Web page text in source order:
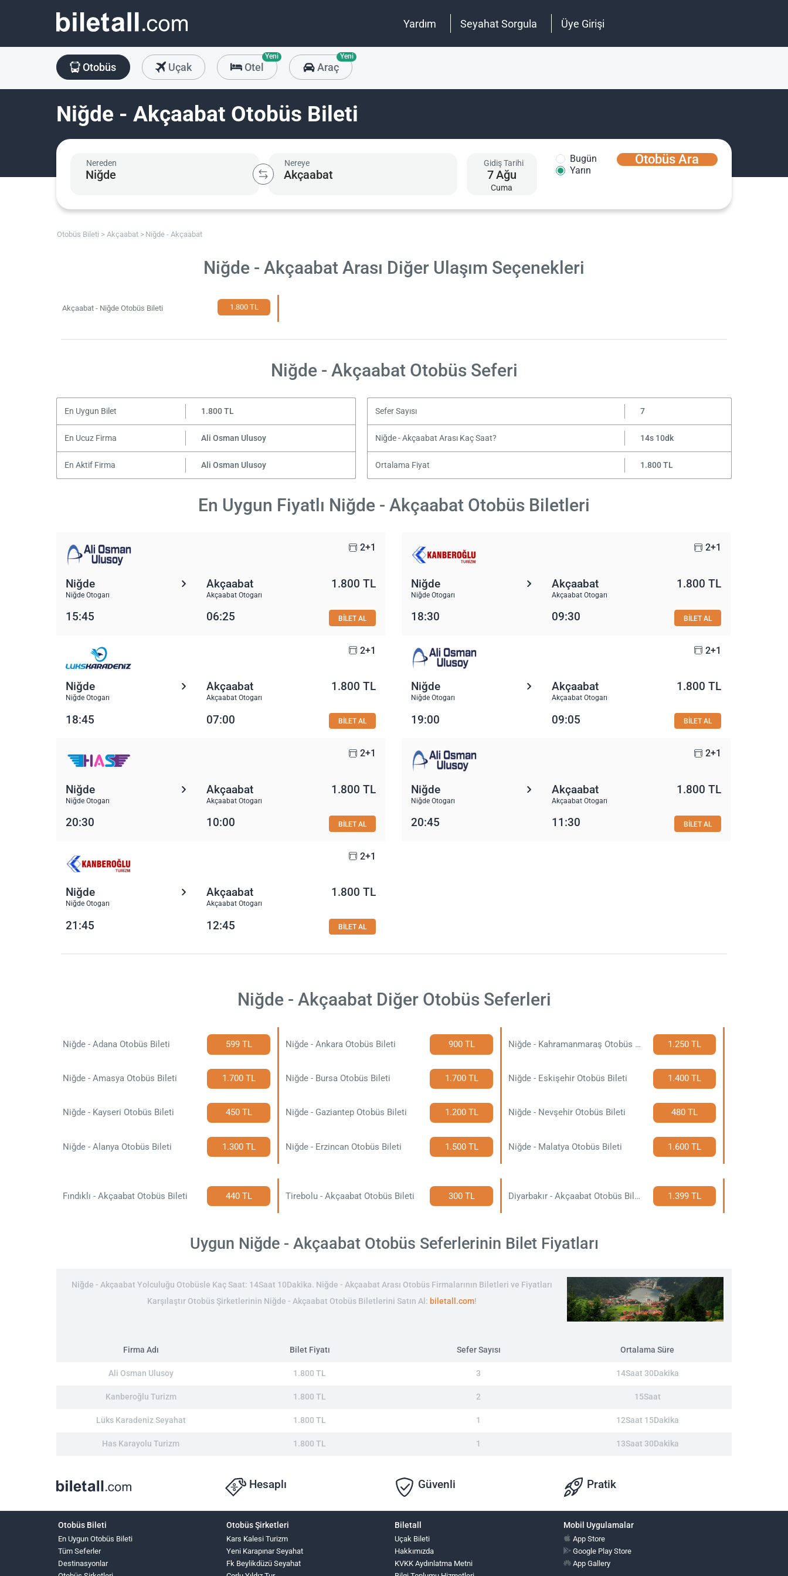
Yardım Seyahat Sorgula Üye Girişi
Otobüs Uçak Otel
Yeni
Araç
Yeni
Niğde - Akçaabat Otobüs Bileti
Nereden Nereye Gidiş Tarihi
7Ağu
Cuma
Bugün
Yarın
Otobüs Ara
Otobüs Bileti Akçaabat Niğde - Akçaabat
Niğde - Akçaabat Arası Diğer Ulaşım Seçenekleri
Akçaabat - Niğde Otobüs Bileti 1.800 TL
Niğde - Akçaabat Otobüs Seferi
En Uygun Bilet 1.800 TL Sefer Sayısı 7
En Ucuz Firma Ali Osman Ulusoy Niğde - Akçaabat Arası Kaç Saat? 14s 10dk
En Aktif Firma Ali Osman Ulusoy Ortalama Fiyat 1.800 TL
En Uygun Fiyatlı Niğde - Akçaabat Otobüs Biletleri
2+1
Niğde
Niğde Otogarı
Akçaabat
Akçaabat Otogarı
1.800 TL
15:45 06:25 BİLET AL
2+1
Niğde
Niğde Otogarı
Akçaabat
Akçaabat Otogarı
1.800 TL
18:30 09:30 BİLET AL
2+1
Niğde
Niğde Otogarı
Akçaabat
Akçaabat Otogarı
1.800 TL
18:45 07:00 BİLET AL
2+1
Niğde
Niğde Otogarı
Akçaabat
Akçaabat Otogarı
1.800 TL
19:00 09:05 BİLET AL
2+1
Niğde
Niğde Otogarı
Akçaabat
Akçaabat Otogarı
1.800 TL
20:30 10:00 BİLET AL
2+1
Niğde
Niğde Otogarı
Akçaabat
Akçaabat Otogarı
1.800 TL
20:45 11:30 BİLET AL
2+1
Niğde
Niğde Otogarı
Akçaabat
Akçaabat Otogarı
1.800 TL
21:45 12:45 BİLET AL
Niğde - Akçaabat Diğer Otobüs Seferleri
Niğde - Adana Otobüs Bileti 599 TL Niğde - Ankara Otobüs Bileti 900 TL Niğde - Kahramanmaraş Otobüs Bileti 1.250 TL
Niğde - Amasya Otobüs Bileti 1.700 TL Niğde - Bursa Otobüs Bileti 1.700 TL Niğde - Eskişehir Otobüs Bileti 1.400 TL
Niğde - Kayseri Otobüs Bileti 450 TL Niğde - Gaziantep Otobüs Bileti 1.200 TL Niğde - Nevşehir Otobüs Bileti 480 TL
Niğde - Alanya Otobüs Bileti 1.300 TL Niğde - Erzincan Otobüs Bileti 1.500 TL Niğde - Malatya Otobüs Bileti 1.600 TL
Fındıklı - Akçaabat Otobüs Bileti 440 TL Tirebolu - Akçaabat Otobüs Bileti 300 TL Diyarbakır - Akçaabat Otobüs Bileti 1.399 TL
Uygun Niğde - Akçaabat Otobüs Seferlerinin Bilet Fiyatları
Niğde - Akçaabat Yolculuğu Otobüsle Kaç Saat: 14Saat 10Dakika. Niğde - Akçaabat Arası Otobüs Firmalarının Biletleri ve Fiyatları
Karşılaştır Otobüs Şirketlerinin Niğde - Akçaabat Otobüs Biletlerini Satın Al: biletall.com!
Firma Adı Bilet Fiyatı Sefer Sayısı Ortalama Süre
Ali Osman Ulusoy 1.800 TL 3 14Saat 30Dakika
Kanberoğlu Turizm 1.800 TL 2 15Saat
Lüks Karadeniz Seyahat 1.800 TL 1 12Saat 15Dakika
Has Karayolu Turizm 1.800 TL 1 13Saat 30Dakika
Hesaplı Güvenli Pratik
Otobüs Bileti
En Uygun Otobüs Bileti
Tüm Seferler
Destinasyonlar
Otobüs Şirketleri
Kars Kalesi Turizm
Yeni Karapınar Seyahat
Fk Beylikdüzü Seyahat
Biletall
Uçak Bileti
Hakkımızda
KVKK Aydınlatma Metni
Mobil Uygulamalar
App Store
Google Play Store
App Gallery